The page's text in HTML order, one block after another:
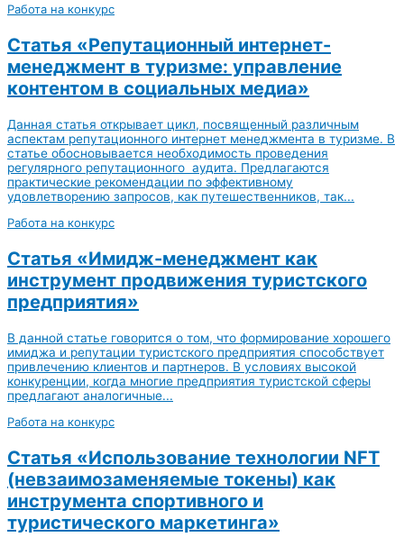
Работа на конкурс
Статья «Репутационный интернет-
менеджмент в туризме: управление
контентом в социальных медиа»
Данная статья открывает цикл, посвященный различным
аспектам репутационного интернет менеджмента в туризме. В
статье обосновывается необходимость проведения
регулярного репутационного аудита. Предлагаются
практические рекомендации по эффективному
удовлетворению запросов, как путешественников, так...
Работа на конкурс
Статья «Имидж-менеджмент как
инструмент продвижения туристского
предприятия»
В данной статье говорится о том, что формирование хорошего
имиджа и репутации туристского предприятия способствует
привлечению клиентов и партнеров. В условиях высокой
конкуренции, когда многие предприятия туристской сферы
предлагают аналогичные...
Работа на конкурс
Статья «Использование технологии NFT
(невзаимозаменяемые токены) как
инструмента спортивного и
туристического маркетинга»